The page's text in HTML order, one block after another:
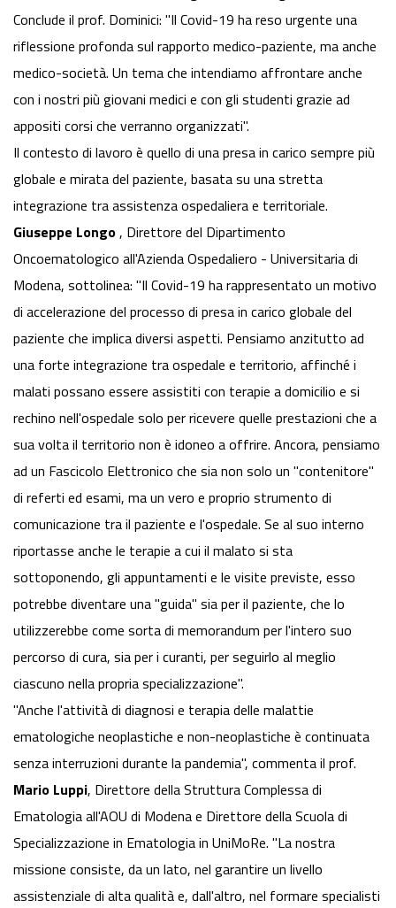
Conclude il prof. Dominici: "Il Covid-19 ha reso urgente una
riflessione profonda sul rapporto medico-paziente, ma anche
medico-società. Un tema che intendiamo affrontare anche
con i nostri più giovani medici e con gli studenti grazie ad
appositi corsi che verranno organizzati".
Il contesto di lavoro è quello di una presa in carico sempre più
globale e mirata del paziente, basata su una stretta
integrazione tra assistenza ospedaliera e territoriale.
Giuseppe Longo, Direttore del Dipartimento
Oncoematologico all'Azienda Ospedaliero - Universitaria di
Modena, sottolinea: "Il Covid-19 ha rappresentato un motivo
di accelerazione del processo di presa in carico globale del
paziente che implica diversi aspetti. Pensiamo anzitutto ad
una forte integrazione tra ospedale e territorio, affinché i
malati possano essere assistiti con terapie a domicilio e si
rechino nell'ospedale solo per ricevere quelle prestazioni che a
sua volta il territorio non è idoneo a offrire. Ancora, pensiamo
ad un Fascicolo Elettronico che sia non solo un "contenitore"
di referti ed esami, ma un vero e proprio strumento di
comunicazione tra il paziente e l'ospedale. Se al suo interno
riportasse anche le terapie a cui il malato si sta
sottoponendo, gli appuntamenti e le visite previste, esso
potrebbe diventare una "guida" sia per il paziente, che lo
utilizzerebbe come sorta di memorandum per l'intero suo
percorso di cura, sia per i curanti, per seguirlo al meglio
ciascuno nella propria specializzazione".
"Anche l'attività di diagnosi e terapia delle malattie
ematologiche neoplastiche e non-neoplastiche è continuata
senza interruzioni durante la pandemia", commenta il prof.
Mario Luppi, Direttore della Struttura Complessa di
Ematologia all'AOU di Modena e Direttore della Scuola di
Specializzazione in Ematologia in UniMoRe. "La nostra
missione consiste, da un lato, nel garantire un livello
assistenziale di alta qualità e, dall'altro, nel formare specialisti